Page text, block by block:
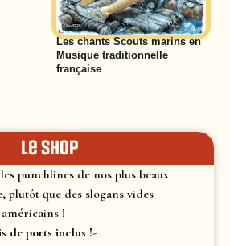
Les chants Scouts marins en
Musique traditionnelle
française
le shop
punchlines de nos plus beaux
plutôt que des slogans vides
américains !
de ports inclus !-